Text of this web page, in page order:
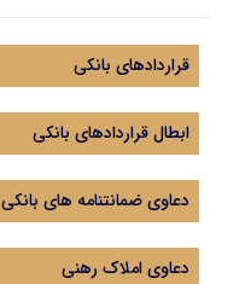
قراردادهای بانکی
ابطال قراردادهای بانکی
دعاوی ضمانتنامه های بانکی
دعاوی املاک رهنی